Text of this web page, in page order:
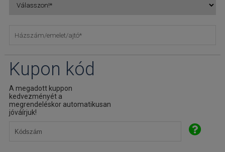
Kupon kód
A megadott kuppon
kedvezményét a
megrendeléskor automatikusan
jóváírjuk!